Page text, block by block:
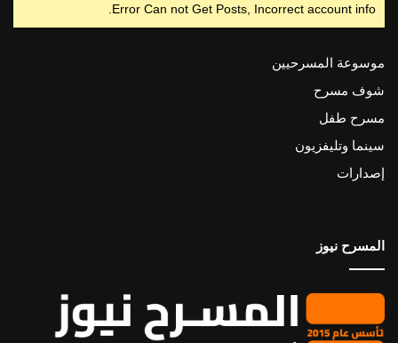
Error Can not Get Posts, Incorrect account info.
موسوعة المسرحيين
شوف مسرح
مسرح طفل
سينما وتليفزيون
إصدارات
المسرح نيوز